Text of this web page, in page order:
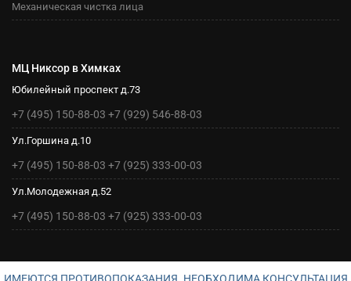
Механическая чистка лица
МЦ Никсор в Химках
Юбилейный проспект д.73
+7 (495) 150-88-03 +7 (929) 546-88-03
Ул.Горшина д.10
+7 (495) 150-88-03 +7 (925) 333-00-03
Ул.Молодежная д.52
+7 (495) 150-88-03 +7 (925) 333-00-03